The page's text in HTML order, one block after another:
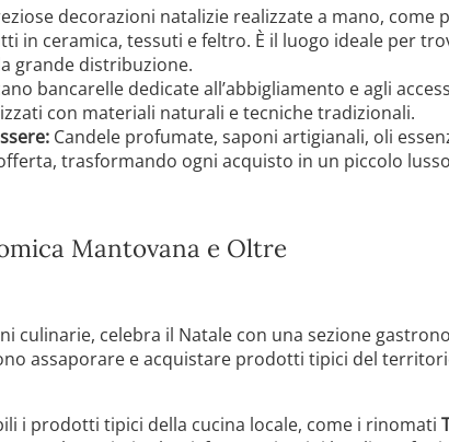
decorazioni natalizie realizzate a mano, come
in ceramica, tessuti e feltro. È il luogo ideale per
grande distribuzione.
bancarelle dedicate all’abbigliamento e agli
con materiali naturali e tecniche tradizionali.
Candele profumate, saponi artigianali, oli
trasformando ogni acquisto in un piccolo
Mantovana e Oltre
culinarie, celebra il Natale con una sezione
assaporare e acquistare prodotti tipici del
i prodotti tipici della cucina locale, come i rinomati